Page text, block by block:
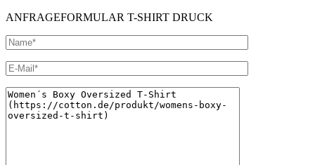
ANFRAGEFORMULAR T-SHIRT DRUCK